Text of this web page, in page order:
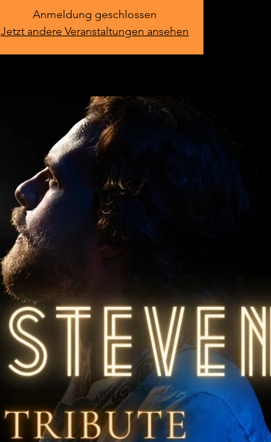
Anmeldung geschlossen
Jetzt andere Veranstaltungen ansehen